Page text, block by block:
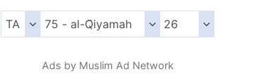
Ads by Muslim Ad Network